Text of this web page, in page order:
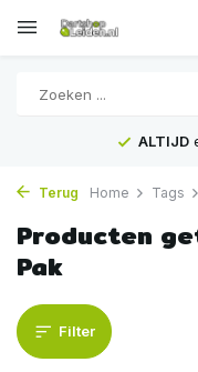
ALTIJD
Terug Home Tags
Producten
Pak
Filter